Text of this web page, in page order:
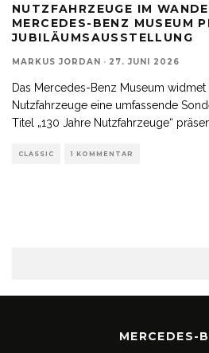
NUTZFAHRZEUGE IM
MERCEDES-BENZ MUSEUM
JUBILÄUMSAUSSTELLUNG
MARKUS JORDAN · 27. JUNI 2026
Das Mercedes-Benz Museum
Nutzfahrzeuge eine umfassende
Titel „130 Jahre Nutzfahrzeuge“
CLASSIC 1 KOMMENTAR
MERCEDES-